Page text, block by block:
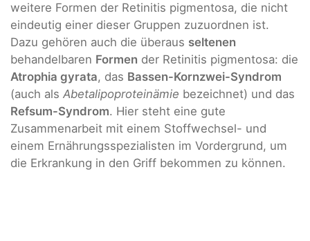
weitere Formen der Retinitis pigmentosa, die nicht
eindeutig einer dieser Gruppen zuzuordnen ist.
Dazu gehören auch die überaus seltenen
behandelbaren Formen der Retinitis pigmentosa: die
Atrophia gyrata, das Bassen-Kornzwei-Syndrom
(auch als Abetalipoproteinämie bezeichnet) und das
Refsum-Syndrom. Hier steht eine gute
Zusammenarbeit mit einem Stoffwechsel- und
einem Ernährungsspezialisten im Vordergrund, um
die Erkrankung in den Griff bekommen zu können.